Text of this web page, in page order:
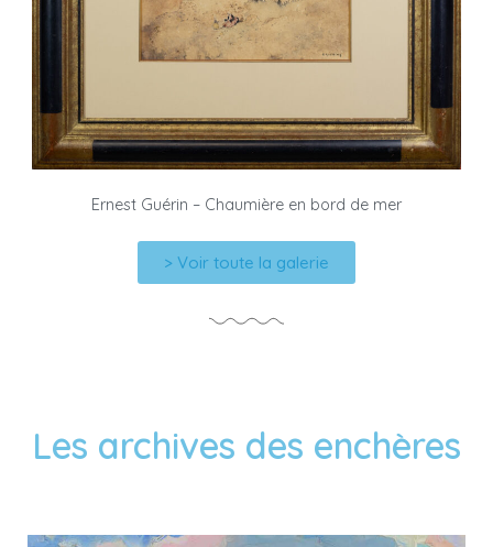
Ernest Guérin – Chaumière en bord de mer
> Voir toute la galerie
Les archives des enchères